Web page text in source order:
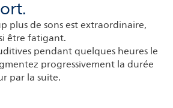
plus de sons est extraordinaire,
être fatigant.
pendant quelques heures le
progressivement la durée
par la suite.